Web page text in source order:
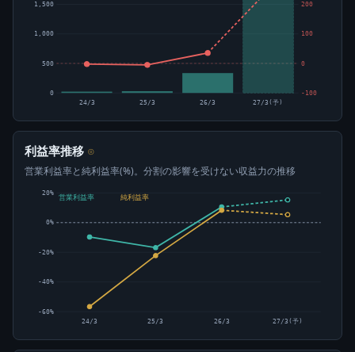
0
500
1,000
1,500
-100
0
100
200
24/3 25/3 26/3 27/3(予)
利益率推移 ⊙
営業利益率と純利益率(%)。分割の影響を受けない収益力の推移
-60%
-40%
-20%
0%
20%
営業利益率 純利益率
24/3 25/3 26/3 27/3(予)